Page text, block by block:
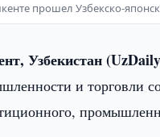
прошел Узбекско-
Узбекистан
и торговли